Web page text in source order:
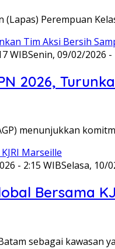
(Lapas) Perempuan
WIBSenin, 09/02/2026 -
2026,
menunjukkan
- 2:15 WIBSelasa, 10/
Bersama
sebagai